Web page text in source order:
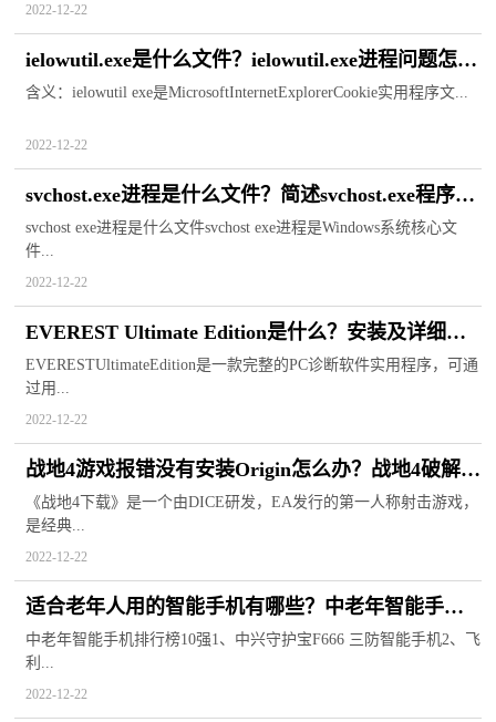
2022-12-22
ielowutil.exe是什么文件？ielowutil.exe进程问题怎么
解决？
含义：ielowutil exe是MicrosoftInternetExplorerCookie实用程序文...
2022-12-22
svchost.exe进程是什么文件？简述svchost.exe程序下
载解决方法
svchost exe进程是什么文件svchost exe进程是Windows系统核心文
件...
2022-12-22
EVEREST Ultimate Edition是什么？安装及详细的
使用方法说明
EVERESTUltimateEdition是一款完整的PC诊断软件实用程序，可通
过用...
2022-12-22
战地4游戏报错没有安装Origin怎么办？战地4破解补
丁使用说明
《战地4下载》是一个由DICE研发，EA发行的第一人称射击游戏，
是经典...
2022-12-22
适合老年人用的智能手机有哪些？中老年智能手机
排行榜10强推荐
中老年智能手机排行榜10强1、中兴守护宝F666 三防智能手机2、飞
利...
2022-12-22